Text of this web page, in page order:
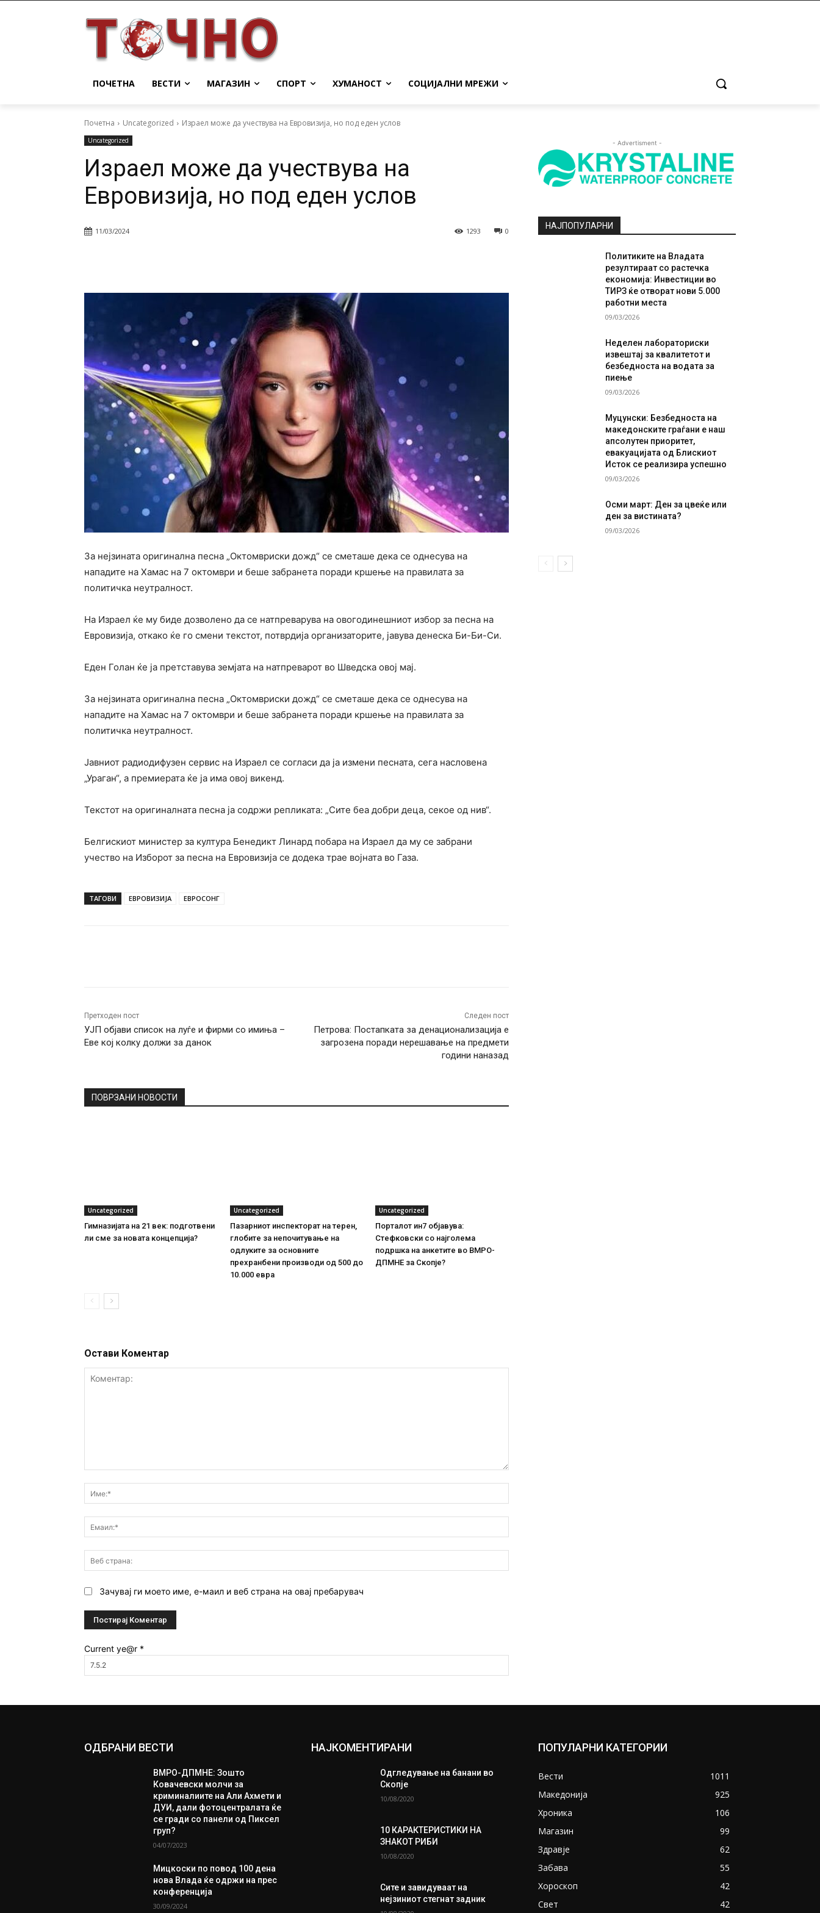
ПОЧЕТНА ВЕСТИ МАГАЗИН СПОРТ ХУМАНОСТ СОЦИЈАЛНИ МРЕЖИ
Почетна Uncategorized Израел може да учествува на Евровизија, но под еден услов
Uncategorized
Израел може да учествува на
Евровизија, но под еден услов
11/03/2024 0
1293
За нејзината оригинална песна „Октомвриски дожд“ се сметаше дека се однесува на
нападите на Хамас на 7 октомври и беше забранета поради кршење на правилата за
политичка неутралност.
На Израел ќе му биде дозволено да се натпреварува на овогодинешниот избор за песна на
Евровизија, откако ќе го смени текстот, потврдија организаторите, јавува денеска Би-Би-Си.
Еден Голан ќе ја претставува земјата на натпреварот во Шведска овој мај.
За нејзината оригинална песна „Октомвриски дожд“ се сметаше дека се однесува на
нападите на Хамас на 7 октомври и беше забранета поради кршење на правилата за
политичка неутралност.
Јавниот радиодифузен сервис на Израел се согласи да ја измени песната, сега насловена
„Ураган“, а премиерата ќе ја има овој викенд.
Текстот на оригиналната песна ја содржи репликата: „Сите беа добри деца, секое од нив“.
Белгискиот министер за култура Бенедикт Линард побара на Израел да му се забрани
учество на Изборот за песна на Евровизија се додека трае војната во Газа.
ТАГОВИ ЕВРОВИЗИЈА ЕВРОСОНГ
Претходен пост
УЈП објави список на луѓе и фирми со имиња –
Еве кој колку должи за данок
Следен пост
Петрова: Постапката за денационализација е
загрозена поради нерешавање на предмети
години наназад
ПОВРЗАНИ НОВОСТИ
Uncategorized
Гимназијата на 21 век: подготвени
ли сме за новата концепција?
Uncategorized
Пазарниот инспекторат на терен,
глобите за непочитување на
одлуките за основните
прехранбени производи од 500 до
10.000 евра
Uncategorized
Порталот ин7 објавува:
Стефковски со најголема
подршка на анкетите во ВМРО-
ДПМНЕ за Скопје?
Остави Коментар
страна:
Зачувај ги моето име, е-маил и веб страна на овај пребарувач
Current ye@r *
- Advertisment -
НАЈПОПУЛАРНИ
Политиките на Владата
резултираат со растечка
економија: Инвестиции во
ТИРЗ ќе отворат нови 5.000
работни места
09/03/2026
Неделен лабораториски
извештај за квалитетот и
безбедноста на водата за
пиење
09/03/2026
Муцунски: Безбедноста на
македонските граѓани е наш
апсолутен приоритет,
евакуацијата од Блискиот
Исток се реализира успешно
09/03/2026
Осми март: Ден за цвеќе или
ден за вистината?
09/03/2026
ОДБРАНИ ВЕСТИ
ВМРО-ДПМНЕ: Зошто
Ковачевски молчи за
криминалиите на Али Ахмети и
ДУИ, дали фотоцентралата ќе
се гради со панели од Пиксел
груп?
04/07/2023
Мицкоски по повод 100 дена
нова Влада ќе одржи на прес
конференција
30/09/2024
НАЈКОМЕНТИРАНИ
Одгледување на банани во
Скопје
10/08/2020
10 КАРАКТЕРИСТИКИ НА
ЗНАКОТ РИБИ
10/08/2020
Сите и завидуваат на
нејзиниот стегнат задник
ПОПУЛАРНИ КАТЕГОРИИ
Вести
1011
Македонија
925
Хроника
106
Магазин
99
Здравје
62
Забава
55
Хороскоп
42
Свет
42